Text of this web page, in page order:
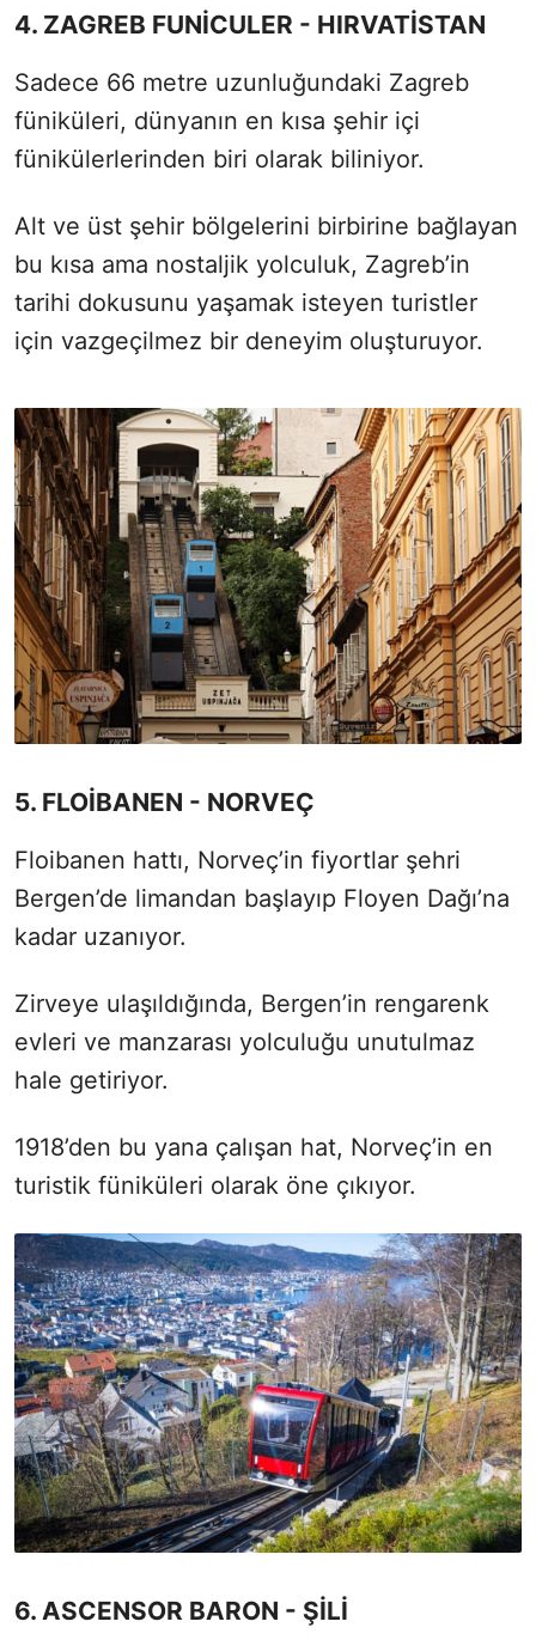
4. ZAGREB FUNİCULER - HIRVATİSTAN
Sadece 66 metre uzunluğundaki Zagreb
füniküleri, dünyanın en kısa şehir içi
fünikülerlerinden biri olarak biliniyor.
Alt ve üst şehir bölgelerini birbirine bağlayan
bu kısa ama nostaljik yolculuk, Zagreb’in
tarihi dokusunu yaşamak isteyen turistler
için vazgeçilmez bir deneyim oluşturuyor.
5. FLOİBANEN - NORVEÇ
Floibanen hattı, Norveç’in fiyortlar şehri
Bergen’de limandan başlayıp Floyen Dağı’na
kadar uzanıyor.
Zirveye ulaşıldığında, Bergen’in rengarenk
evleri ve manzarası yolculuğu unutulmaz
hale getiriyor.
1918’den bu yana çalışan hat, Norveç’in en
turistik füniküleri olarak öne çıkıyor.
6. ASCENSOR BARON - ŞİLİ